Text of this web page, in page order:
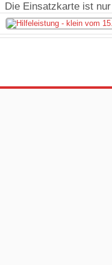
Die Einsatzkarte ist